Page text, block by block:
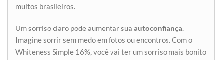
muitos brasileiros.
Um sorriso claro pode aumentar sua autoconfiança.
Imagine sorrir sem medo em fotos ou encontros. Com o
Whiteness Simple 16%, você vai ter um sorriso mais bonito